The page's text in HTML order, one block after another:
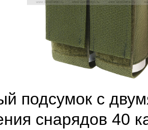
подсумок с
снарядов 40